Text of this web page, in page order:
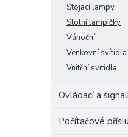
Stojací lampy
Stolní lampičky
Vánoční
Venkovní svítidla
Vnitřní svítidla
Ovládací a
Počítačové